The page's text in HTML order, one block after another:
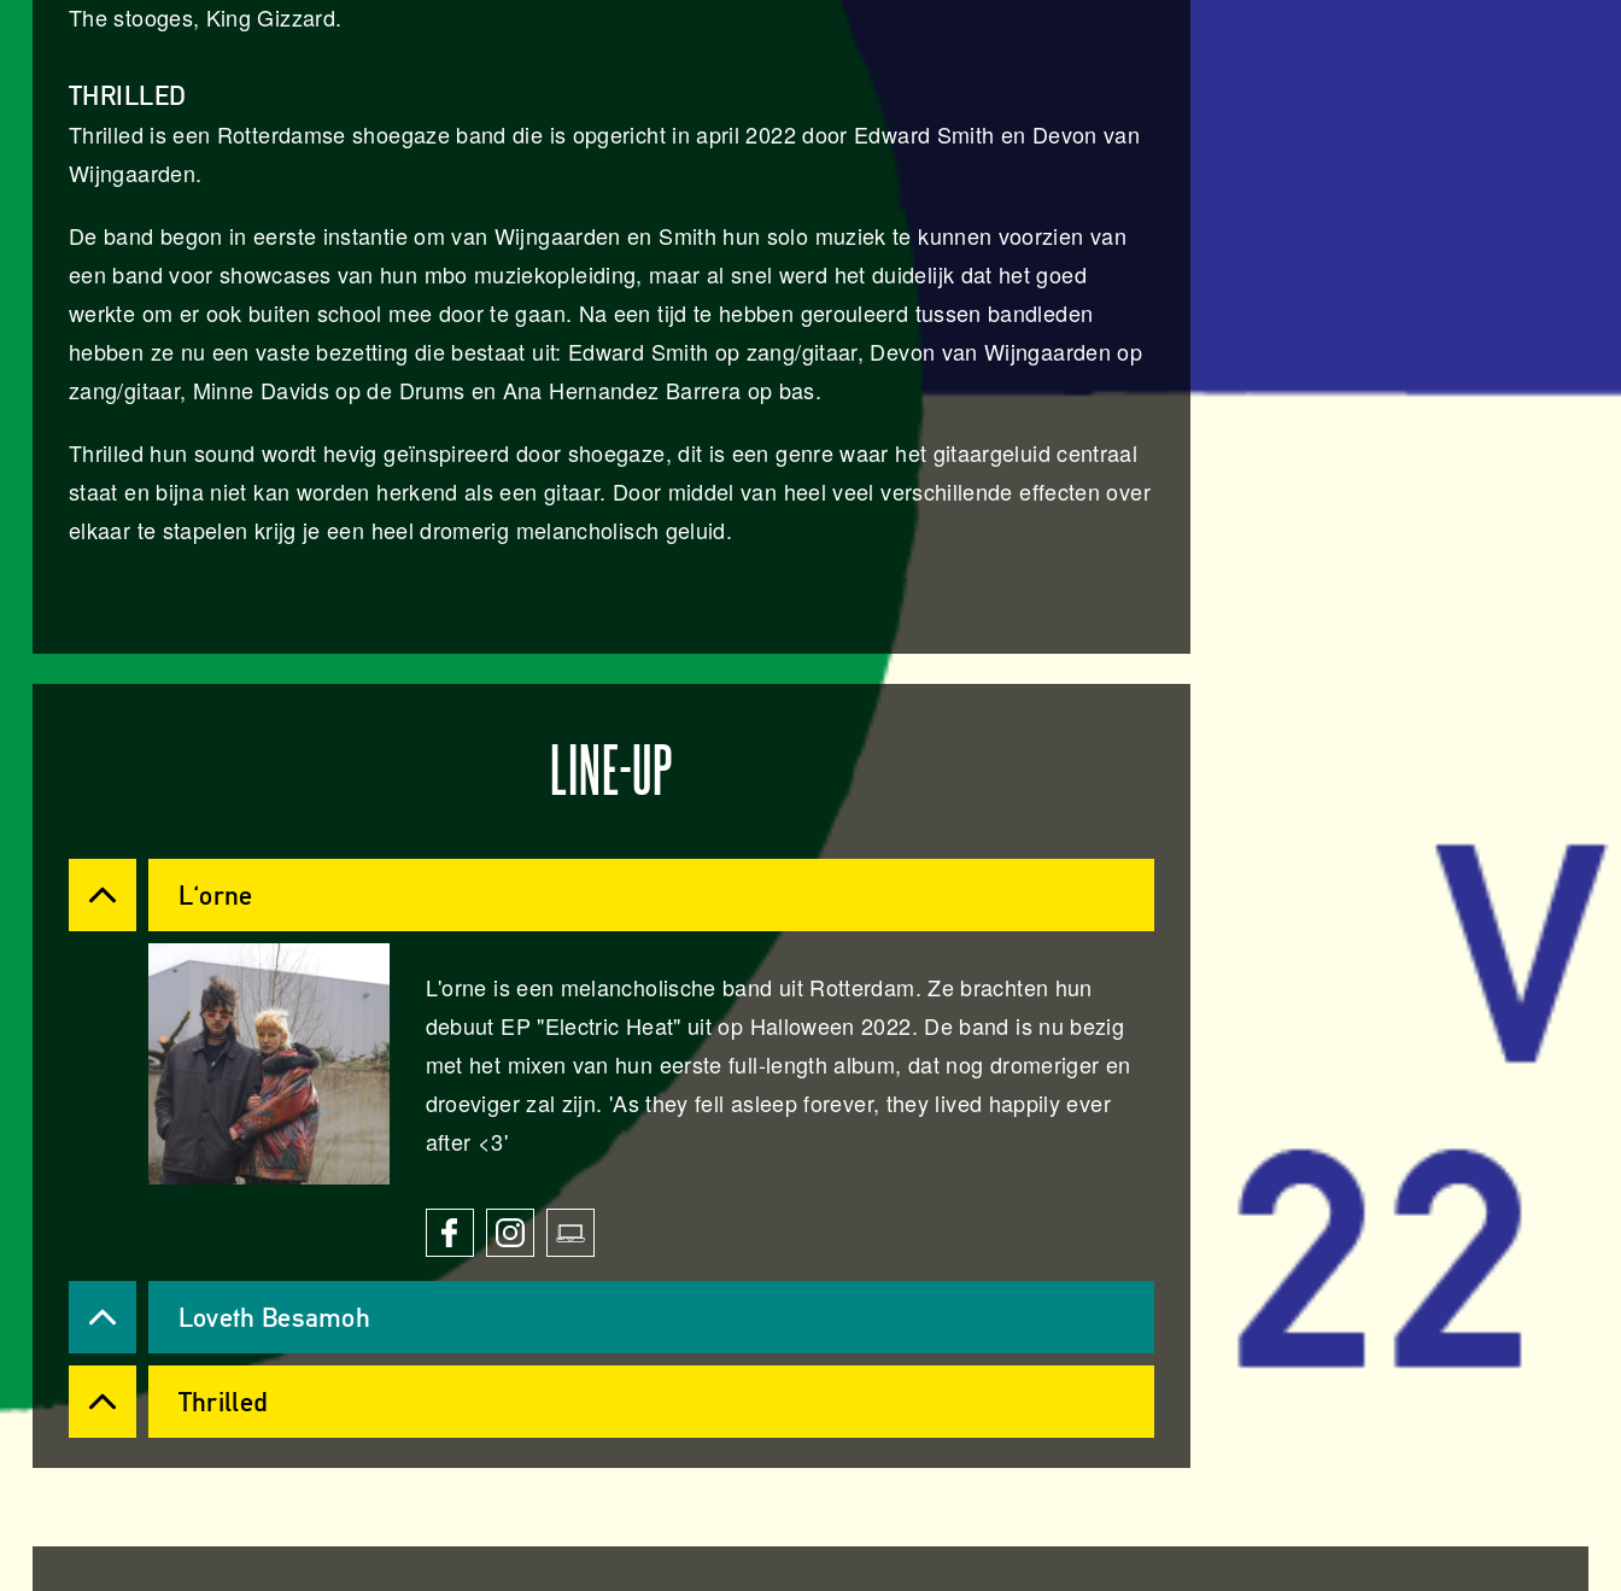
The stooges, King Gizzard.
THRILLED
Thrilled is een Rotterdamse shoegaze band die is opgericht in april 2022 door Edward Smith en Devon van
Wijngaarden.
De band begon in eerste instantie om van Wijngaarden en Smith hun solo muziek te kunnen voorzien van
een band voor showcases van hun mbo muziekopleiding, maar al snel werd het duidelijk dat het goed
werkte om er ook buiten school mee door te gaan. Na een tijd te hebben gerouleerd tussen bandleden
hebben ze nu een vaste bezetting die bestaat uit: Edward Smith op zang/gitaar, Devon van Wijngaarden op
zang/gitaar, Minne Davids op de Drums en Ana Hernandez Barrera op bas.
Thrilled hun sound wordt hevig geïnspireerd door shoegaze, dit is een genre waar het gitaargeluid centraal
staat en bijna niet kan worden herkend als een gitaar. Door middel van heel veel verschillende effecten over
elkaar te stapelen krijg je een heel dromerig melancholisch geluid.
LINE-UP
L'orne
L'orne is een melancholische band uit Rotterdam. Ze brachten hun
debuut EP "Electric Heat" uit op Halloween 2022. De band is nu bezig
met het mixen van hun eerste full-length album, dat nog dromeriger en
droeviger zal zijn. 'As they fell asleep forever, they lived happily ever
after <3'
Loveth Besamoh
Thrilled